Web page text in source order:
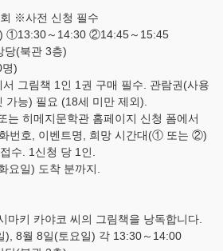
※사전 신청 필수
①13:30～14:30 ②14:45～15:45
(북관 3층)
)
그림책 1인 1권 구매 필수. 관람권(사용
가능) 필요 (18세 미만 제외).
히메지문학관 홈페이지 신청 폼에서
번호, 이벤트명, 희망 시간대(① 또는 ②)
수. 1신청 당 1인.
요일) 도착 분까지.
마키 카야코 씨의 그림책을 낭독합니다.
8월 8일(토요일) 각 13:30～14:00